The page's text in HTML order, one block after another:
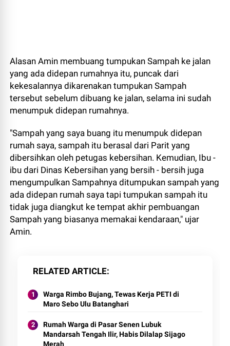
Alasan Amin membuang tumpukan Sampah ke jalan
yang ada didepan rumahnya itu, puncak dari
kekesalannya dikarenakan tumpukan Sampah
tersebut sebelum dibuang ke jalan, selama ini sudah
menumpuk didepan rumahnya.
"Sampah yang saya buang itu menumpuk didepan
rumah saya, sampah itu berasal dari Parit yang
dibersihkan oleh petugas kebersihan. Kemudian, Ibu -
ibu dari Dinas Kebersihan yang bersih - bersih juga
mengumpulkan Sampahnya ditumpukan sampah yang
ada didepan rumah saya tapi tumpukan sampah itu
tidak juga diangkut ke tempat akhir pembuangan
Sampah yang biasanya memakai kendaraan," ujar
Amin.
RELATED ARTICLE
Warga Rimbo Bujang, Tewas Kerja PETI di
Maro Sebo Ulu Batanghari
Rumah Warga di Pasar Senen Lubuk
Mandarsah Tengah Ilir, Habis Dilalap Sijago
Merah